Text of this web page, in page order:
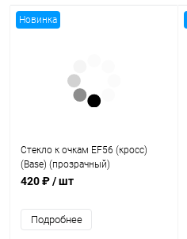
Новинка
Стекло к очкам EF56 (кросс)
(Base) (прозрачный)
420 ₽/ шт
Подробнее